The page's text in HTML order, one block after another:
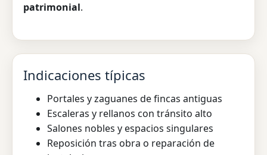
patrimonial.
Indicaciones típicas
Portales y zaguanes de fincas antiguas
Escaleras y rellanos con tránsito alto
Salones nobles y espacios singulares
Reposición tras obra o reparación de